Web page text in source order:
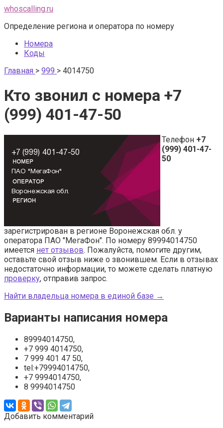
Перейти
контенту
whoscalling.ru
Определение региона и оператора по номеру
Номера
Коды
Главная > 999 > 4014750
Кто звонил с номера +7
(999) 401-47-50
Телефон +7
(999) 401-47-
50
зарегистрирован в регионе Воронежская обл. у
оператора ПАО "МегаФон". По номеру 89994014750
имеется нет отзывов. Пожалуйста, помогите другим,
оставьте свой отзыв ниже о звонившем. Если в отзывах
недостаточно информации, то можете сделать платную
проверку, отправив запрос.
Найти владельца номера в единой базе →
Варианты написания номера
89994014750,
+7 999 4014750,
7 999 401 47 50,
tel:+79994014750,
+7 9994014750,
8 9994014750
Добавить комментарий